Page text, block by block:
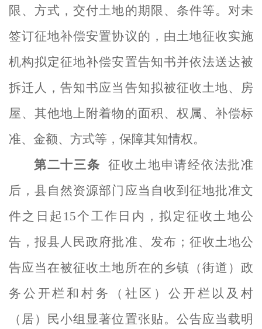
限、方式，交付土地的期限、条件等。对未
签订征地补偿安置协议的，由 土地征收实施
机构拟定征地补偿安置告知书并依法送达被
拆迁人
，告知书应当告知拟被征收土地、房
屋、其他地上附着物的面积、权属、补偿标
准、金额、方式等，保障其知情权。
第二十三条
征收土地申请经依法批准
后，县自然资源部门应当自收到征地批准文
件之日起 15个工作日内 ，拟定征收土地公
告，报县人民政府批准、 发布 ； 征收土地公
告应当在被征收土地所在的乡镇 （街道 ）政
务公开栏和村务
（ 社区 ） 公开栏以及村
（ 居 ） 民小组显著位置张贴。公告应当载明